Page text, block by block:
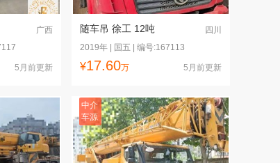
广西
5月前更新
随车吊 徐工 12吨
四川
2019年 | 国五 | 编号:167113
¥17.60万 5月前更新
中介
车源